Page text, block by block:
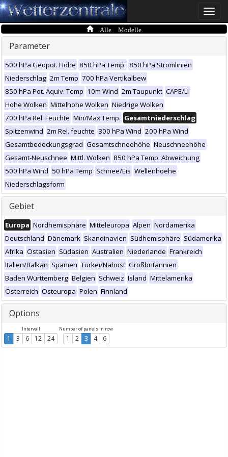
Toggle
Alle Modelle
Parameter
500 hPa Geopot. Höhe 850 hPa Temp. 850 hPa Stromlinien
Niederschlag 2m Temp 700 hPa Vertikalbew
850 hPa Pot. Äquiv. Temp 10m Wind 2m Taupunkt CAPE/LI
Hohe Wolken Mittelhohe Wolken Niedrige Wolken
700 hPa Rel. Feuchte Min/Max Temp. Gesamtniederschlag
Spitzenwind 2m Rel. feuchte 300 hPa Wind 200 hPa Wind
Gesamtbedeckungsgrad Gesamtschneehöhe Neuschneehöhe
Gesamt-Neuschnee Mittl. Wolken 850 hPa Temp. Abweichung
500 hPa Wind 50 hPa Temp Schnee/Eis Wellenhoehe
Niederschlagsform
Gebiet
Europa Nordhemisphäre Mitteleuropa Alpen Nordamerika
Deutschland Dänemark Skandinavien Südhemisphäre Südamerika
Afrika Ostasien Südasien Australien Niederlande Frankreich
Italien/Balkan Spanien Türkei/Nahost Großbritannien
Baden Württemberg Belgien Schweiz Island Mittelamerika
Österreich Osteuropa Polen Finnland
Options
Intervall
1 3 6 12 24
Number of panels in row
1 2 3 4 6